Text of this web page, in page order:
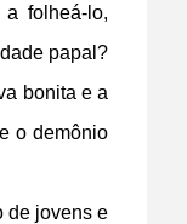
folheá-lo,
papal?
bonita e a
o demônio
de jovens e